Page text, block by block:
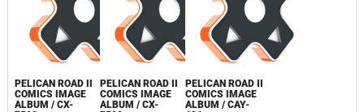
PELICAN ROAD II
COMICS IMAGE
ALBUM / CX-
PELICAN ROAD II
COMICS IMAGE
ALBUM / CX-
PELICAN ROAD II
COMICS IMAGE
ALBUM / CAY-